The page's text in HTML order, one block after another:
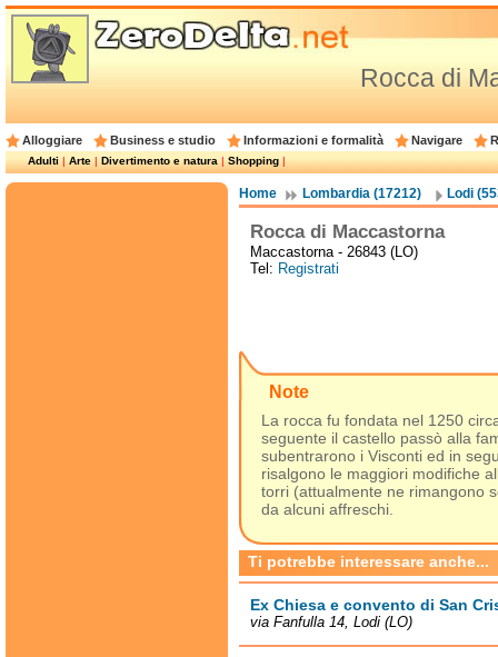
Rocca di
Alloggiare Business e studio Informazioni e formalità Navigare
Adulti|Arte|Divertimento e natura|Shopping|
Home Lombardia (17212) Lodi
Rocca di Maccastorna
Maccastorna - 26843 (LO)
Tel: Registrati
Note
La rocca fu fondata nel 1250
seguente il castello passò alla
subentrarono i Visconti ed in
risalgono le maggiori modifiche
torri (attualmente ne rimangono
da alcuni affreschi.
Ti potrebbe interessare anche...
Ex Chiesa e convento di San
via Fanfulla 14, Lodi (LO)